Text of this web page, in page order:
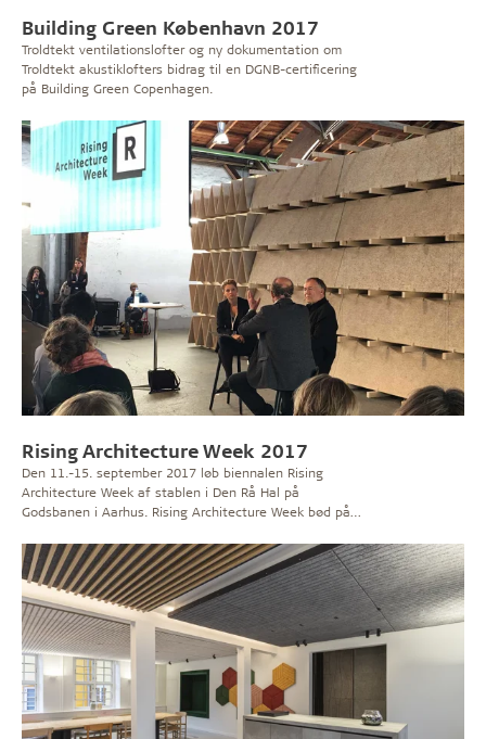
Building Green København 2017
Troldtekt ventilationslofter og ny dokumentation om
Troldtekt akustiklofters bidrag til en DGNB-certificering
på Building Green Copenhagen.
Rising Architecture Week 2017
Den 11.-15. september 2017 løb biennalen Rising
Architecture Week af stablen i Den Rå Hal på
Godsbanen i Aarhus. Rising Architecture Week bød på
tyske arkitektkollektiv Raumlabor.